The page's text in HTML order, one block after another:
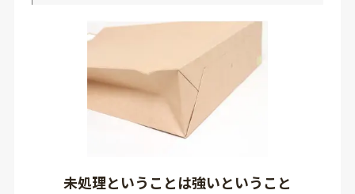
未処理ということは強いということ